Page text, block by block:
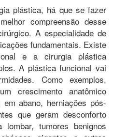
plástica, há que se fazer
compreensão desse
A especialidade de
fundamentais. Existe
e a cirurgia plástica
A plástica funcional vai
Como exemplos,
crescimento anatômico
abano, herniações pós-
que geram desconforto
tumores benignos